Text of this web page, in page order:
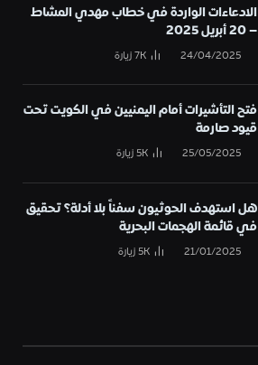
الادعاءات الواردة في خطاب مهدي المشاط
– 20 أبريل 2025
24/04/2025
7Kزيارة
فتح التأشيرات أمام اليمنيين في الكويت تحت
قيود صارمة
25/05/2025
5Kزيارة
هل استهدف الحوثيون سفناً بلا أدلة؟ تحقيق
في قائمة الهجمات البحرية
21/01/2025
5Kزيارة